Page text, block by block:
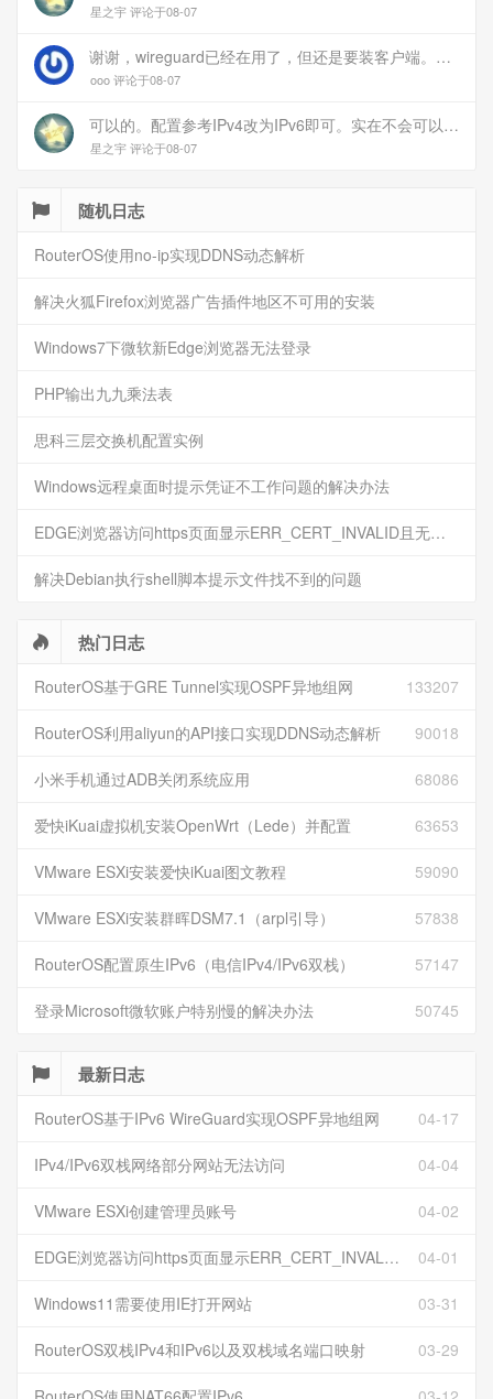
星之宇 评论于08-07
谢谢，wireguard已经在用了，但还是要装客户端。您这个方案连客户端都免了
ooo 评论于08-07
可以的。配置参考IPv4改为IPv6即可。实在不会可以用wireguard，这个简单和稳定
星之宇 评论于08-07
随机日志
RouterOS使用no-ip实现DDNS动态解析
解决火狐Firefox浏览器广告插件地区不可用的安装
Windows7下微软新Edge浏览器无法登录
PHP输出九九乘法表
思科三层交换机配置实例
Windows远程桌面时提示凭证不工作问题的解决办法
EDGE浏览器访问https页面显示ERR_CERT_INVALID且无法跳过继续访问
解决Debian执行shell脚本提示文件找不到的问题
热门日志
133207
RouterOS基于GRE Tunnel实现OSPF异地组网
90018
RouterOS利用aliyun的API接口实现DDNS动态解析
68086
小米手机通过ADB关闭系统应用
63653
爱快iKuai虚拟机安装OpenWrt（Lede）并配置
59090
VMware ESXi安装爱快iKuai图文教程
57838
VMware ESXi安装群晖DSM7.1（arpl引导）
57147
RouterOS配置原生IPv6（电信IPv4/IPv6双栈）
50745
登录Microsoft微软账户特别慢的解决办法
最新日志
04-17
RouterOS基于IPv6 WireGuard实现OSPF异地组网
04-04
IPv4/IPv6双栈网络部分网站无法访问
04-02
VMware ESXi创建管理员账号
04-01
EDGE浏览器访问https页面显示ERR_CERT_INVALID且无法跳过继续访问
03-31
Windows11需要使用IE打开网站
03-29
RouterOS双栈IPv4和IPv6以及双栈域名端口映射